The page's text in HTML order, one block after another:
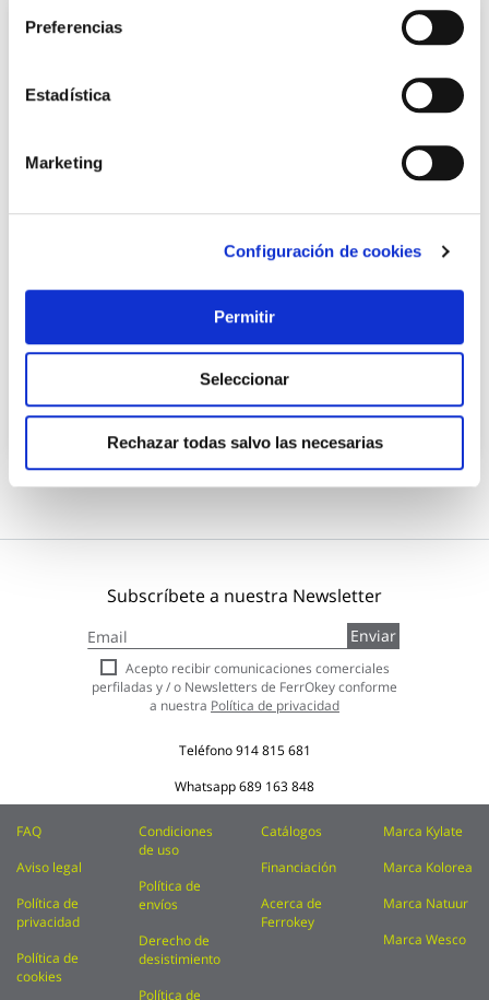
Preferencias
Estadística
Marketing
Configuración de cookies
Permitir
Seleccionar
Rechazar todas salvo las necesarias
TOP VENTAS
Cubo con escurridor 14 l ruedas automatico lila mery
Mery
22,70 €
Añadir al carrito
Subscríbete a nuestra Newsletter
a
nuestro
boletín
de
Enviar
Acepto recibir comunicaciones comerciales
perfiladas y / o Newsletters de FerrOkey conforme
a nuestra Política de privacidad
Teléfono914 815 681
Whatsapp689 163 848
FAQ
Aviso legal
Política de
privacidad
Política de
cookies
Condiciones
de uso
Política de
envíos
Derecho de
desistimiento
Política de
Catálogos
Financiación
Acerca de
Ferrokey
Marca Kylate
Marca Kolorea
Marca Natuur
Marca Wesco